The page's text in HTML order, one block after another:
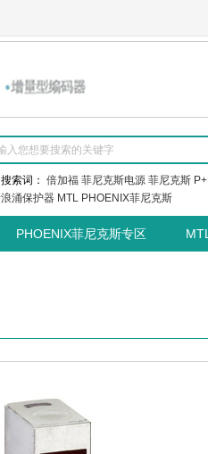
索词： 倍加福 菲尼克斯电源 菲尼克斯
涌保护器 MTL PHOENIX菲尼克斯
PHOENIX菲尼克斯专区